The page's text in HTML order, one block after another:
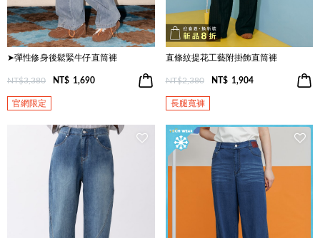
➤彈性修身後鬆緊牛仔直筒褲
NT$3,380 NT$ 1,690
官網限定
直條紋提花工藝附掛飾直筒褲
NT$2,380 NT$ 1,904
長腿寬褲